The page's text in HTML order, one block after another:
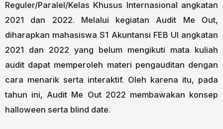
Reguler/Paralel/Kelas Khusus Internasional angkatan
2021 dan 2022. Melalui kegiatan Audit Me Out,
diharapkan mahasiswa S1 Akuntansi FEB UI angkatan
2021 dan 2022 yang belum mengikuti mata kuliah
audit dapat memperoleh materi pengauditan dengan
cara menarik serta interaktif. Oleh karena itu, pada
tahun ini, Audit Me Out 2022 membawakan konsep
halloween serta blind date.